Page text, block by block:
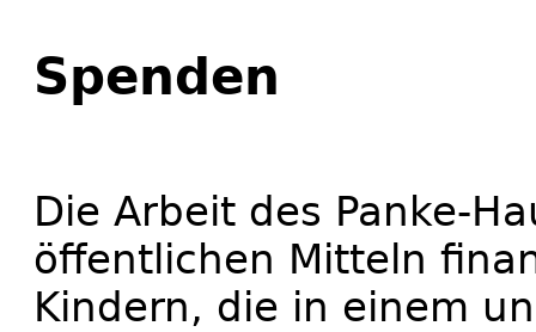
Spenden
Die Arbeit des Panke-
öffentlichen Mitteln
Kindern, die in einem